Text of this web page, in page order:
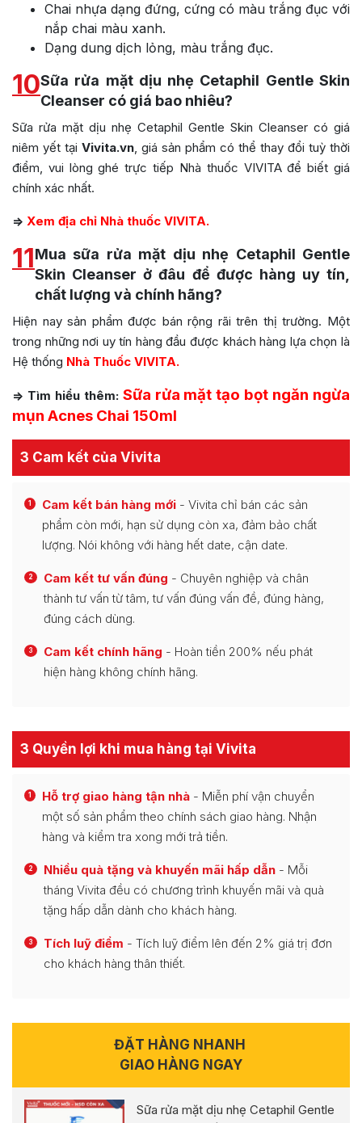
Chai nhựa dạng đứng, cứng có màu trắng đục với
nắp chai màu xanh.
Dạng dung dịch lỏng, màu trắng đục.
10Sữa rửa mặt dịu nhẹ Cetaphil Gentle Skin
Cleanser có giá bao nhiêu?
Sữa rửa mặt dịu nhẹ Cetaphil Gentle Skin Cleanser có giá
niêm yết tại Vivita.vn, giá sản phẩm có thể thay đổi tuỳ thời
điểm, vui lòng ghé trực tiếp Nhà thuốc VIVITA để biết giá
chính xác nhất.
=> Xem địa chỉ Nhà thuốc VIVITA.
11Mua sữa rửa mặt dịu nhẹ Cetaphil Gentle
Skin Cleanser ở đâu để được hàng uy tín,
chất lượng và chính hãng?
Hiện nay sản phẩm được bán rộng rãi trên thị trường. Một
trong những nơi uy tín hàng đầu được khách hàng lựa chọn là
Hệ thống Nhà Thuốc VIVITA.
=> Tìm hiểu thêm: Sữa rửa mặt tạo bọt ngăn ngừa
mụn Acnes Chai 150ml
3 Cam kết của Vivita
1 Cam kết bán hàng mới - Vivita chỉ bán các sản
phẩm còn mới, hạn sử dụng còn xa, đảm bảo chất
lượng. Nói không với hàng hết date, cận date.
2 Cam kết tư vấn đúng - Chuyên nghiệp và chân
thành tư vấn từ tâm, tư vấn đúng vấn đề, đúng hàng,
đúng cách dùng.
3 Cam kết chính hãng - Hoàn tiền 200% nếu phát
hiện hàng không chính hãng.
3 Quyền lợi khi mua hàng tại Vivita
1 Hỗ trợ giao hàng tận nhà - Miễn phí vận chuyển
một số sản phẩm theo chính sách giao hàng. Nhận
hàng và kiểm tra xong mới trả tiền.
2 Nhiều quà tặng và khuyến mãi hấp dẫn - Mỗi
tháng Vivita đều có chương trình khuyến mãi và quà
tặng hấp dẫn dành cho khách hàng.
3 Tích luỹ điểm - Tích luỹ điểm lên đến 2% giá trị đơn
cho khách hàng thân thiết.
ĐẶT HÀNG NHANH
GIAO HÀNG NGAY
Sữa rửa mặt dịu nhẹ Cetaphil Gentle